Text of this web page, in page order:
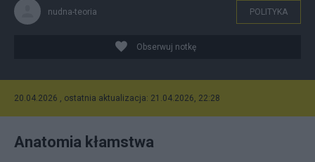
nudna-teoria POLITYKA
Obserwuj notkę
20.04.2026 , ostatnia aktualizacja: 21.04.2026, 22:28
Anatomia kłamstwa